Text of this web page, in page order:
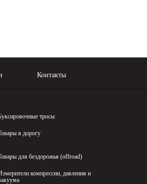
Контакты
тросы
в дорогу
для бездорожья (offroad)
компрессии, давления и